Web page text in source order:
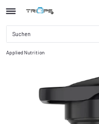
Applied Nutrition